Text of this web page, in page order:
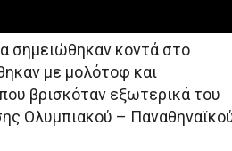
σημειώθηκαν κοντά στο
με μολότοφ και
βρισκόταν εξωτερικά του
Ολυμπιακού –